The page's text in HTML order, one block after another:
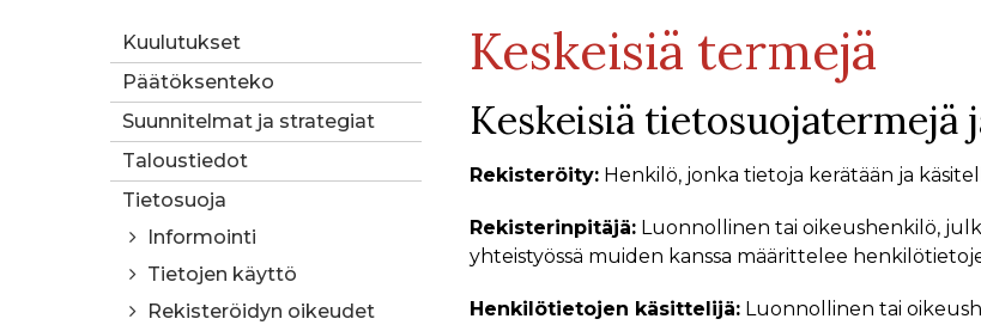
here:
Kuulutukset
Päätöksenteko
Suunnitelmat ja strategiat
Taloustiedot
Tietosuoja
Informointi
Tietojen käyttö
Rekisteröidyn oikeudet
Keskeisiä termejä
Keskeisiä
Rekisteröity: Henkilö, jonka tietoja kerätään ja
Rekisterinpitäjä: Luonnollinen tai oikeushenkilö,
yhteistyössä muiden kanssa määrittelee
Henkilötietojen käsittelijä: Luonnollinen tai